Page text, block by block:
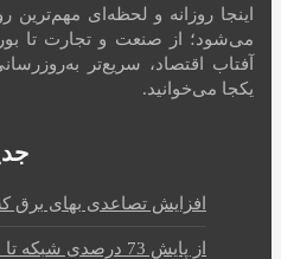
اینجا روزانه و لحظه‌ای مهم‌ترین
می‌شود؛ از صنعت و تجارت تا
آفتاب اقتصاد، سریع‌تر
یکجا می‌خوانید.
افزایش تصاعدی بهای برق
از پایش 73 درصدی